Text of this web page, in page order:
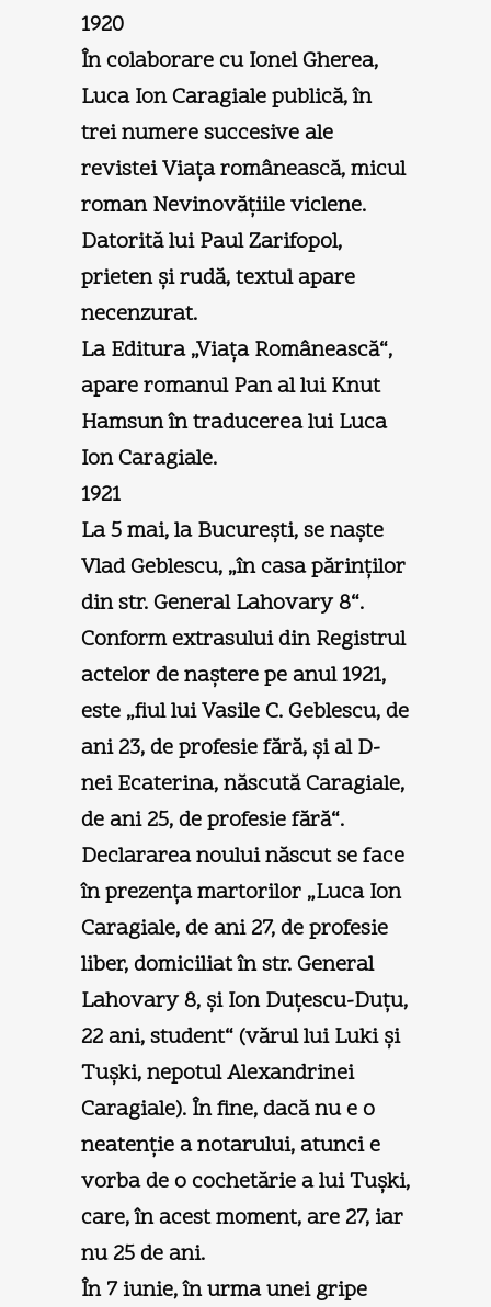
1920
În colaborare cu Ionel Gherea,
Luca Ion Caragiale publică, în
trei numere succesive ale
revistei Viaţa românească, micul
roman Nevinovăţiile viclene.
Datorită lui Paul Zarifopol,
prieten şi rudă, textul apare
necenzurat.
La Editura „Viaţa Românească“,
apare romanul Pan al lui Knut
Hamsun în traducerea lui Luca
Ion Caragiale.
1921
La 5 mai, la Bucureşti, se naşte
Vlad Geblescu, „în casa părinţilor
din str. General Lahovary 8“.
Conform extrasului din Registrul
actelor de naştere pe anul 1921,
este „fiul lui Vasile C. Geblescu, de
ani 23, de profesie fără, şi al D-
nei Ecaterina, născută Caragiale,
de ani 25, de profesie fără“.
Declararea noului născut se face
în prezenţa martorilor „Luca Ion
Caragiale, de ani 27, de profesie
liber, domiciliat în str. General
Lahovary 8, şi Ion Duţescu-Duţu,
22 ani, student“ (vărul lui Luki şi
Tuşki, nepotul Alexandrinei
Caragiale). În fine, dacă nu e o
neatenţie a notarului, atunci e
vorba de o cochetărie a lui Tuşki,
care, în acest moment, are 27, iar
nu 25 de ani.
În 7 iunie, în urma unei gripe